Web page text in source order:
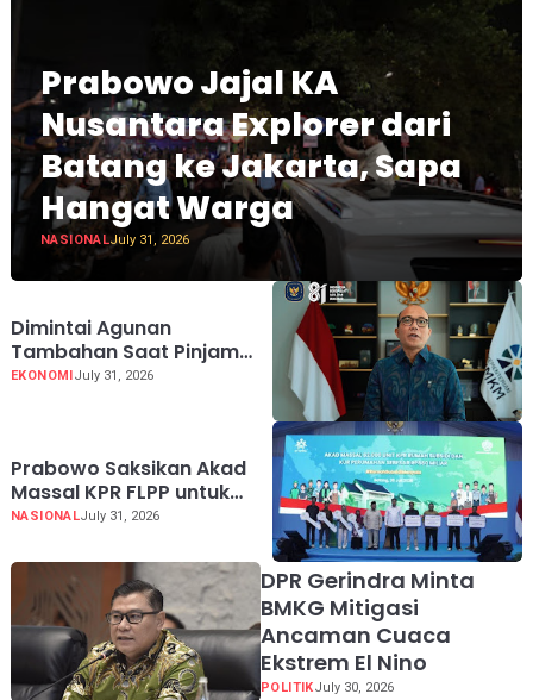
Prabowo Jajal KA
Nusantara Explorer dari
Batang ke Jakarta, Sapa
Hangat Warga
NASIONALJuly 31, 2026
Dimintai Agunan
Tambahan Saat Pinjam
KUR Hingga Rp100 Juta,
EKONOMIJuly 31, 2026
Prabowo Saksikan Akad
Massal KPR FLPP untuk
62.710 Penerima, dari Guru
NASIONALJuly 31, 2026
DPR Gerindra Minta
BMKG Mitigasi
Ancaman Cuaca
Ekstrem El Nino
POLITIKJuly 30, 2026